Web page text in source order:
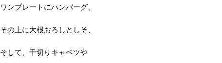
ワンプレートにハンバーグ、
その上に大根おろしとしそ、
そして、千切りキャベツや